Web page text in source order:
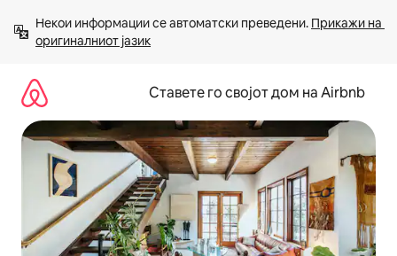
содржина
Некои информации се автоматски преведени. Прикажи на
оригиналниот јазик
Ставете го својот дом на Airbnb